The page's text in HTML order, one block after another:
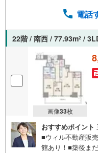
電話
22階 / 南西 / 77.93m2 /
画像33枚
おすすめポイント
■ウィル不動産販
館あり！■築後ま